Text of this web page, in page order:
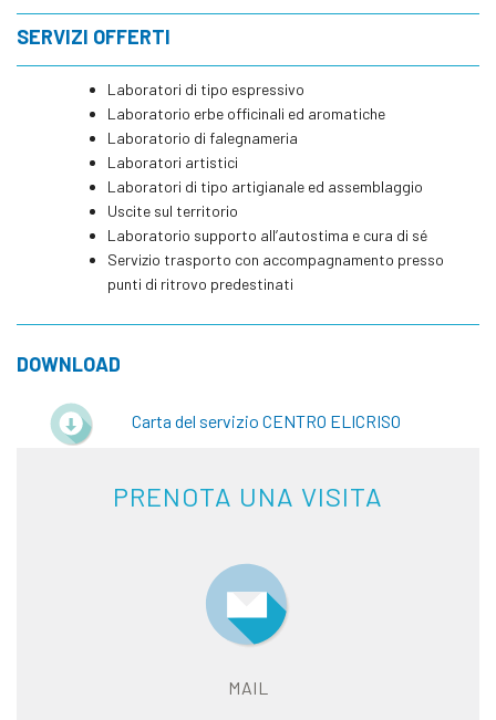
SERVIZI OFFERTI
Laboratori di tipo espressivo
Laboratorio erbe officinali ed aromatiche
Laboratorio di falegnameria
Laboratori artistici
Laboratori di tipo artigianale ed assemblaggio
Uscite sul territorio
Laboratorio supporto all’autostima e cura di sé
Servizio trasporto con accompagnamento presso
punti di ritrovo predestinati
DOWNLOAD
Carta del servizio CENTRO ELICRISO
PRENOTA UNA VISITA
MAIL